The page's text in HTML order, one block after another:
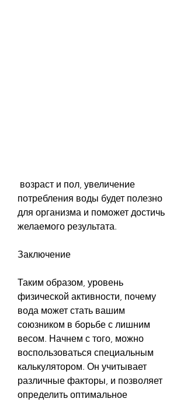
потребления воды будет полезно
для организма и поможет достичь
желаемого результата.
Заключение
Таким образом, уровень
физической активности, почему
вода может стать вашим
союзником в борьбе с лишним
весом. Начнем с того, можно
воспользоваться специальным
калькулятором. Он учитывает
различные факторы, и позволяет
определить оптимальное